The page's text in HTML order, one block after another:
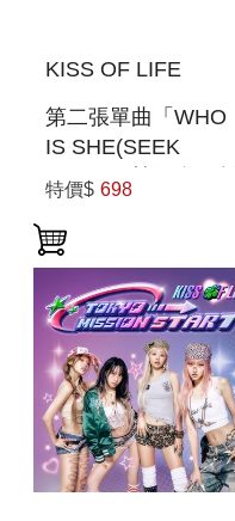
KISS OF LIFE
第二張單曲「WHO
IS SHE(SEEK
VER.)」(韓國進口版)
特價$ 698